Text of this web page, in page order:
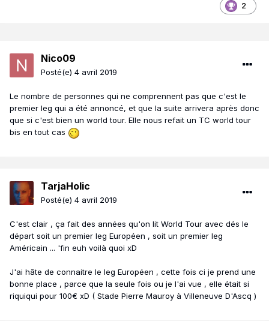
2
Nico09
Posté(e) 4 avril 2019
Le nombre de personnes qui ne comprennent pas que c'est le
premier leg qui a été annoncé, et que la suite arrivera après donc
que si c'est bien un world tour. Elle nous refait un TC world tour
bis en tout cas
TarjaHolic
Posté(e) 4 avril 2019
C'est clair , ça fait des années qu'on lit World Tour avec dés le
départ soit un premier leg Européen , soit un premier leg
Américain ... 'fin euh voilà quoi xD
J'ai hâte de connaitre le leg Européen , cette fois ci je prend une
bonne place , parce que la seule fois ou je l'ai vue , elle était si
riquiqui pour 100€ xD ( Stade Pierre Mauroy à Villeneuve D'Ascq )